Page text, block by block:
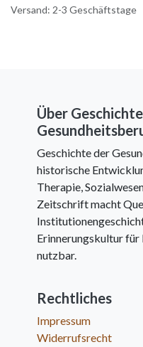
Versand: 2-3 Geschäftstage
Über
Geschichte der
historische
Therapie,
Zeitschrift macht
Erinnerungskultur für
nutzbar.
Rechtliches
Impressum
Widerrufsrecht